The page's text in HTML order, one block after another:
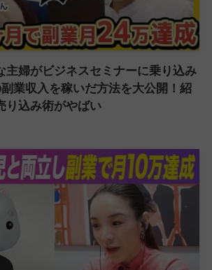
主婦がビジネスセミナーに乗り込み
業収入を稼いだ方法を大公開！紹
り込み術がやばい